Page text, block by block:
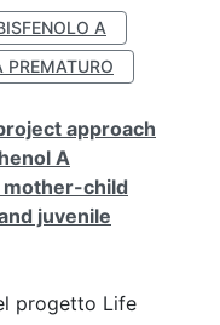
A
PREMATURO
approach
A
mother-child
juvenile
progetto Life